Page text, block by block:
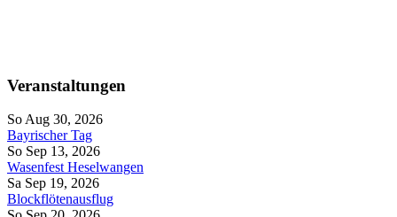
Veranstaltungen
So Aug 30, 2026
Bayrischer Tag
So Sep 13, 2026
Wasenfest Heselwangen
Sa Sep 19, 2026
Blockflötenausflug